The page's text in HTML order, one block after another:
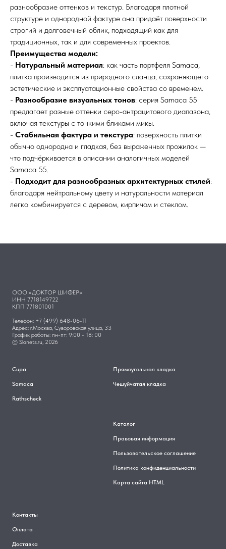
разнообразие оттенков и текстур. Благодаря плотной
структуре и однородной фактуре она придаёт поверхности
строгий и долговечный облик, подходящий как для
традиционных, так и для современных проектов.
Преимущества модели:
- Натуральный материал: как часть портфеля Samaca,
плитка производится из природного сланца, сохраняющего
эстетические и эксплуатационные свойства со временем.
- Разнообразие визуальных тонов: серия Samaca 55
предлагает разные оттенки серо-антрацитового диапазона,
включая текстуры с тонкими бликами микы.
- Стабильная фактура и текстура: поверхность плитки
обычно однородна и гладкая, без выраженных прожилок —
что подчёркивается в описании аналогичных моделей
Samaca 55.
- Подходит для разнообразных архитектурных стилей:
благодаря нейтральному цвету и натуральности материал
легко комбинируется с деревом, кирпичом и стеклом.
ООО «ДОКТОР ШИФЕР»
ИНН 7718149722
КПП 771801001
Телефон: +7 (499) 648-06-11
Адрес: г.Москва, Суворовская улица, 33
График работы: пн-пт: 9:00 - 18: 00
© Slanets.ru, 2026
Cupa
Samaca
Rathscheck
Прямоугольная кладка
Чешуйчатая кладка
Каталог
Правовая информация
Пользовательское соглашение
Политика конфиденциальности
Карта сайта HTML
Контакты
Оплата
Доставка